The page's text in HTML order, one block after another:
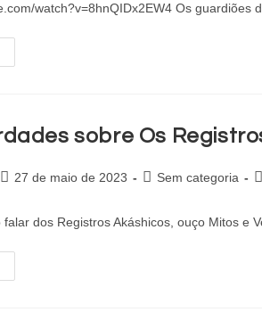
watch?v=8hnQIDx2EW4 Os
sobre Os
27 de maio de 2023 Sem categoria
dos Registros Akáshicos, ouço Mitos e